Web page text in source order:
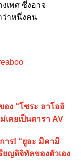
เพศ ซึ่งอาจ
ว่าหนึ่งคน
อง “โซระ อาโออิ
เคยเป็นดารา AV
าร! “ยูอะ มิคามิ
ยญดิจิทัลของตัวเอง